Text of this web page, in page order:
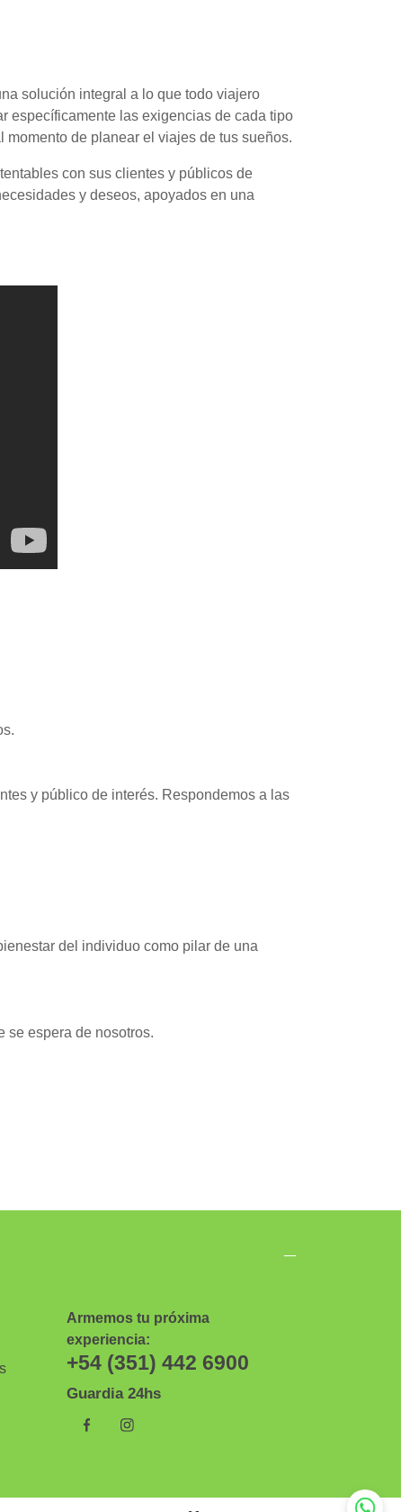
solución integral a lo que todo viajero
específicamente las exigencias de cada tipo
de planear el viajes de tus sueños.
con sus clientes y públicos de
y deseos, apoyados en una
y público de interés. Respondemos a las
del individuo como pilar de una
se espera de nosotros.
Armemos tu próxima
experiencia:
+54 (351) 442 6900
Guardia 24hs